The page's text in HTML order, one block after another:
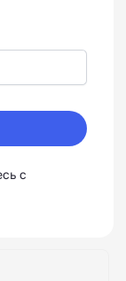
с